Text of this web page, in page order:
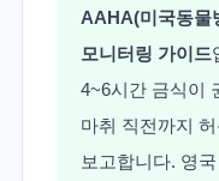
AAHA(미국동물
모니터링 가이드
4~6시간 금식이
마취 직전까지
보고합니다. 영